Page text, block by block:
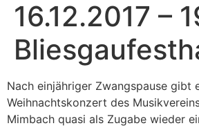
16.12.2017 –
Nach einjähriger Zwangspause gibt
Weihnachtskonzert des Musikvereins
Mimbach quasi als Zugabe wieder